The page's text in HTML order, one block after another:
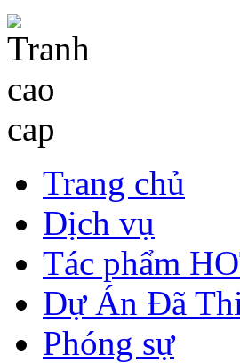
Trang chủ
Dịch vụ
Tác phẩm
Dự Án Đã
Phóng sự